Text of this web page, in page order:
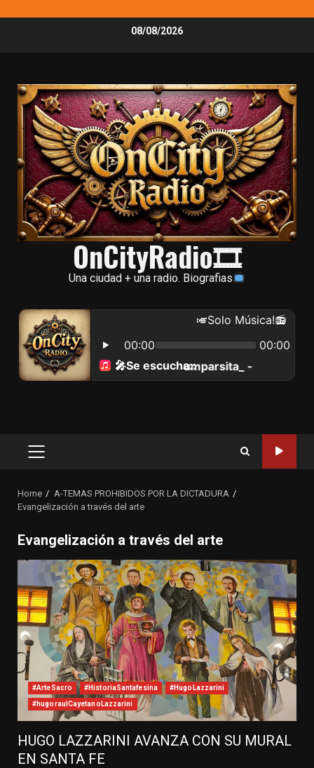
08/08/2026
OnCityRadio🎞
Una ciudad + una radio. Biografias
Primary
Home
A-TEMAS PROHIBIDOS POR LA DICTADURA
Evangelización a través del arte
Evangelización a través del arte
#ArteSacro #HistoriaSantafesina #HugoLazzarini
#hugoraulCayetanoLazzarini
HUGO LAZZARINI AVANZA CON SU MURAL
EN SANTA FE